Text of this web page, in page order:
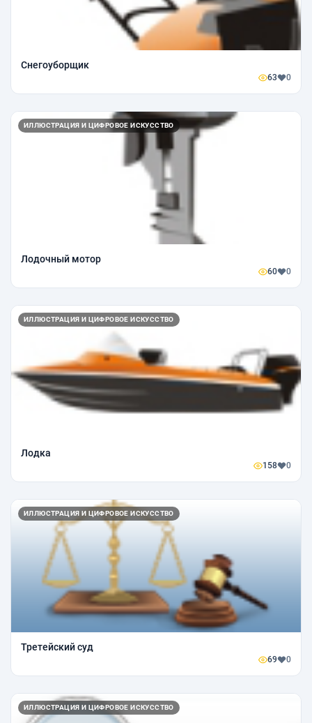
Снегоуборщик
63 0
ИЛЛЮСТРАЦИЯ И ЦИФРОВОЕ ИСКУССТВО
Лодочный мотор
60 0
ИЛЛЮСТРАЦИЯ И ЦИФРОВОЕ ИСКУССТВО
Лодка
158 0
ИЛЛЮСТРАЦИЯ И ЦИФРОВОЕ ИСКУССТВО
Третейский суд
69 0
ИЛЛЮСТРАЦИЯ И ЦИФРОВОЕ ИСКУССТВО